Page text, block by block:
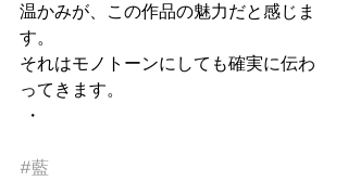
温かみが、この作品の魅力だと感じま
す。
それはモノトーンにしても確実に伝わ
ってきます。
・
#藍